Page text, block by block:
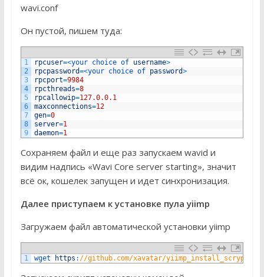
wavi.conf
Он пустой, пишем туда:
1
2
3
4
5
6
7
8
9
rpcuser=<your choice of username>
rpcpassword=<your choice of password>
rpcport=9984
rpcthreads=8
rpcallowip=127.0.0.1
maxconnections=12
gen=0
server=1
daemon=1
Сохраняем файл и еще раз запускаем wavid и
видим надпись «Wavi Core server starting», значит
всё ок, кошелек запущен и идет синхронизация.
Далее приступаем к установке пула yiimp
Загружаем файл автоматической установки yiimp
1 wget https : //github.com/xavatar/yiimp_install_scrypt/